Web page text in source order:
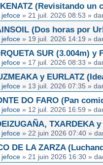
(Revisitando un
jefoce » 21 juil. 2026 08:53 »
(Dos horas por
jefoce » 19 juil. 2026 14:19 »
SUR (3.004m) y
jefoce » 17 juil. 2026 08:33 »
y EURLATZ
jefoce » 13 juil. 2026 07:35 »
DO FARO (Pan
jefoce » 12 juil. 2026 16:59 »
TXARDEKA
jefoce » 22 juin 2026 07:40 »
DE LA ZARZA
jefoce » 21 juin 2026 16:30 »